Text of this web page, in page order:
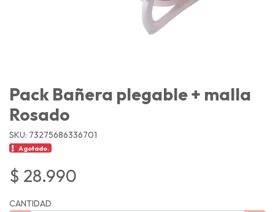
Pack Bañera plegable + malla
Rosado
SKU: 73275686336701
Agotado.
$ 28.990
CANTIDAD